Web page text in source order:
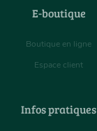
E-boutique
Boutique en ligne
Espace client
Infos pratiques